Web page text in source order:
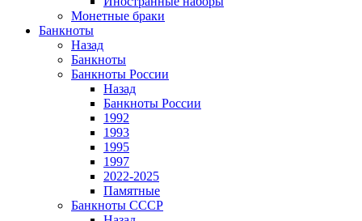
Монетные браки
Банкноты
Назад
Банкноты
Банкноты России
Назад
Банкноты России
1992
1993
1995
1997
2022-2025
Памятные
Банкноты СССР